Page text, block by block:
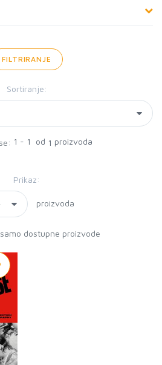
FILTRIRANJE
Sortiranje:
1 - 1 od 1 proizvoda
Prikaz:
proizvoda
dostupne proizvode